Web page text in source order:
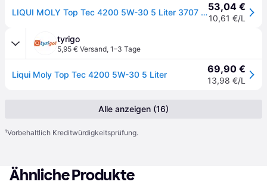
LIQUI MOLY Top Tec 4200 5W-30 5 Liter 3707 VW 504.00 507.00 Motor?l53,04 €
10,61 €/L
tyrigo
5,95 € Versand, 1–3 Tage
Liqui Moly Top Tec 4200 5W-30 5 Liter 69,90 €
13,98 €/L
Alle anzeigen (16)
¹Vorbehaltlich Kreditwürdigkeitsprüfung.
Ähnliche Produkte